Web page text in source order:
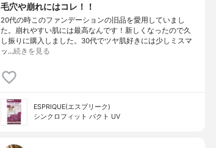
毛穴や崩れにはコレ！！
20代の時このファンデーションの旧品を愛用していまし
た。崩れやすい肌には最高なんです！新しくなったので久
し振りに購入しました。30代でツヤ肌好きには少しミスマ
ッ…続きを見る
ESPRIQUE(エスプリーク)
シンクロフィット パクト UV